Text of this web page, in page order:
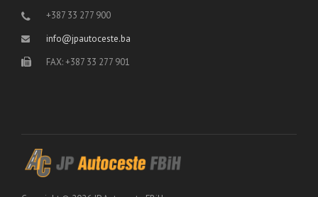
+387 33 277 900
info@jpautoceste.ba
FAX: +387 33 277 901